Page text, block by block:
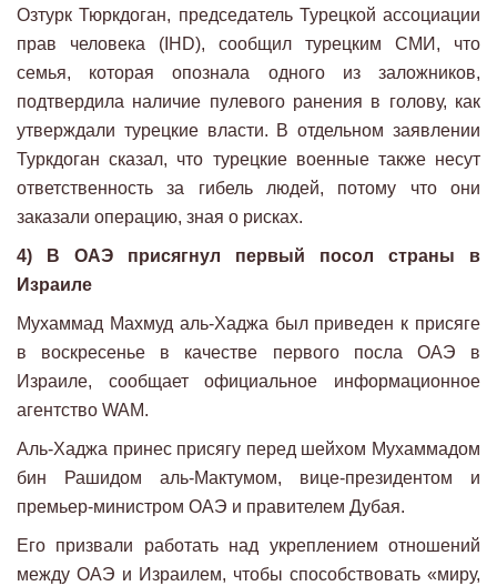
Озтурк Тюркдоган, председатель Турецкой ассоциации
прав человека (IHD), сообщил турецким СМИ, что
семья, которая опознала одного из заложников,
подтвердила наличие пулевого ранения в голову, как
утверждали турецкие власти. В отдельном заявлении
Туркдоган сказал, что турецкие военные также несут
ответственность за гибель людей, потому что они
заказали операцию, зная о рисках.
4) В ОАЭ присягнул первый посол страны в
Израиле
Мухаммад Махмуд аль-Хаджа был приведен к присяге
в воскресенье в качестве первого посла ОАЭ в
Израиле, сообщает официальное информационное
агентство WAM.
Аль-Хаджа принес присягу перед шейхом Мухаммадом
бин Рашидом аль-Мактумом, вице-президентом и
премьер-министром ОАЭ и правителем Дубая.
Его призвали работать над укреплением отношений
между ОАЭ и Израилем, чтобы способствовать «миру,